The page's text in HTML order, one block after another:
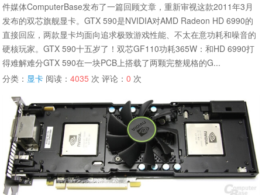
件媒体ComputerBase发布了一篇回顾文章，重新审视这款2011年3月
发布的双芯旗舰显卡。GTX 590是NVIDIA对AMD Radeon HD 6990的
直接回应，两款显卡均面向追求极致游戏性能、不太在意功耗和噪音的
硬核玩家。GTX 590十五岁了！双芯GF110功耗365W：和HD 6990打
得难解难分GTX 590在一块PCB上搭载了两颗完整规格的G...
分类： 显卡 阅读：4035 次 评论：0 次